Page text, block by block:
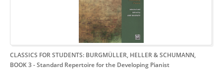
CLASSICS FOR STUDENTS: BURGMÜLLER, HELLER & SCHUMANN,
BOOK 3- Standard Repertoire for the Developing Pianist